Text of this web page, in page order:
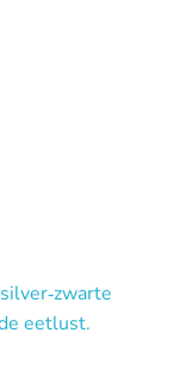
eetlust.